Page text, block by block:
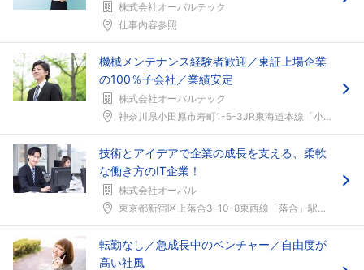
株式会社オーバルテック
仕事内容参照
機械メンテナンス経験者歓迎／東証上場企業
の100％子会社／業績安定
株式会社オーバルテック
神奈川県小田原市寿町1-5-3JR東海道本線「小田...
技術とアイデアで企業の成長を支える、柔軟
な働き方のIT企業！
株式会社オーバル
東京都新宿区上落合3-10-8東西線「落合」駅より...
転勤なし／急成長中のベンチャー／自由度が
高い社風